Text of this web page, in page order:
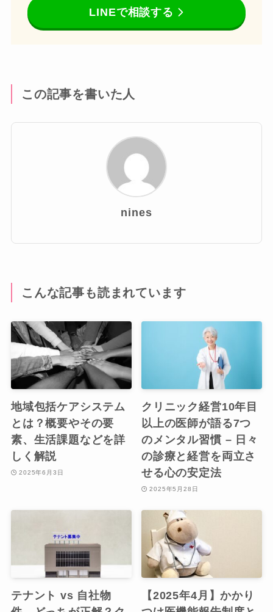
LINEで相談する
この記事を書いた人
nines
こんな記事も読まれています
地域包括ケアシステム
とは？概要やその要
素、生活課題などを詳
しく解説
2025年6月3日
クリニック経営10年目
以上の医師が語る7つ
のメンタル習慣 – 日々
の診療と経営を両立さ
せる心の安定法
2025年5月28日
テナント vs 自社物
【2025年4月】かかり